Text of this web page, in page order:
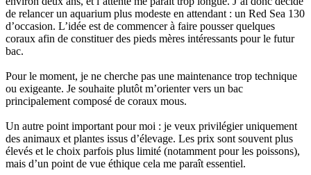
de relancer un aquarium plus modeste en attendant : un Red Sea 130
d’occasion. L’idée est de commencer à faire pousser quelques
coraux afin de constituer des pieds mères intéressants pour le futur
bac.
Pour le moment, je ne cherche pas une maintenance trop technique
ou exigeante. Je souhaite plutôt m’orienter vers un bac
principalement composé de coraux mous.
Un autre point important pour moi : je veux privilégier uniquement
des animaux et plantes issus d’élevage. Les prix sont souvent plus
élevés et le choix parfois plus limité (notamment pour les poissons),
mais d’un point de vue éthique cela me paraît essentiel.